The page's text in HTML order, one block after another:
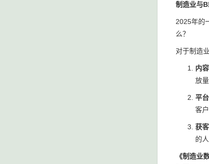
制造业与
2025年的
么？
对于制造
内
放
平
客户
获
的
《制造业